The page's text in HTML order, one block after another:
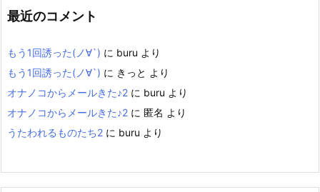
最近のコメント
もう1回誘った(ノ∀`) に buru より
もう1回誘った(ノ∀`) に きっと より
オナノコからメールきた♪2 に buru より
オナノコからメールきた♪2 に 匿名 より
うたわれるものたち2 に buru より